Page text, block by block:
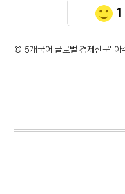
1
©'5개국어 글로벌 경제신문' 아